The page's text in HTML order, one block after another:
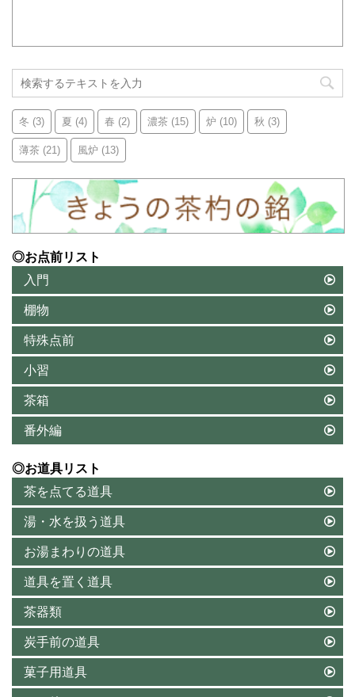
冬 (3) 夏 (4) 春 (2) 濃茶 (15) 炉 (10) 秋 (3)
薄茶 (21) 風炉 (13)
◎お点前リスト
入門
棚物
特殊点前
小習
茶箱
番外編
◎お道具リスト
茶を点てる道具
湯・水を扱う道具
お湯まわりの道具
道具を置く道具
茶器類
炭手前の道具
菓子用道具